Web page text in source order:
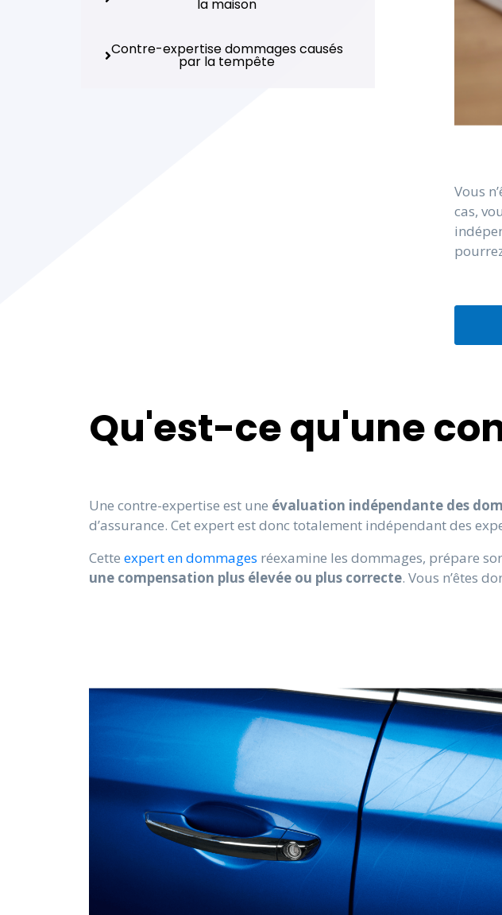
la maison
Contre-expertise dommages causés
par la tempête
Vous
cas,
Qu'est-ce qu'une
Une contre-expertise est une évaluation indépendante des
d’assurance. Cet expert est donc totalement indépendant des
Cette expert en dommages réexamine les dommages, prépare
une compensation plus élevée ou plus correcte. Vous n’êtes